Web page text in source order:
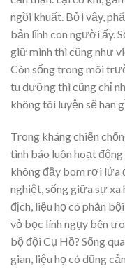
ngồi khuất. Bởi vậy,
bản lĩnh con người ấy.
giữ mình thì cũng như
Còn sống trong môi
tu dưỡng thì cũng chỉ
không tôi luyện sẽ han
Trong kháng chiến
tình báo luôn hoạt
không đầy bom rơi lửa
nghiệt, sống giữa sự xa
địch, liệu họ có phản
vỏ bọc lính ngụy bên
bộ đội Cụ Hồ? Sống
gian, liệu họ có dũng